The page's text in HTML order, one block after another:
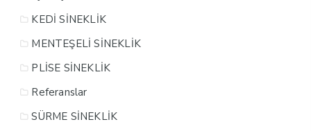
KEDİ SİNEKLİK
MENTEŞELİ SİNEKLİK
PLİSE SİNEKLİK
Referanslar
SÜRME SİNEKLİK